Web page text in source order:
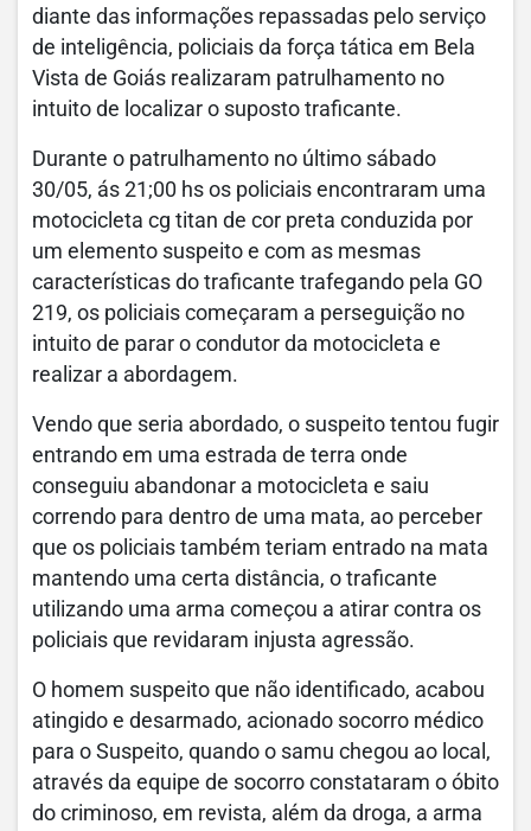
diante das informações repassadas pelo serviço
de inteligência, policiais da força tática em Bela
Vista de Goiás realizaram patrulhamento no
intuito de localizar o suposto traficante.
Durante o patrulhamento no último sábado
30/05, ás 21;00 hs os policiais encontraram uma
motocicleta cg titan de cor preta conduzida por
um elemento suspeito e com as mesmas
características do traficante trafegando pela GO
219, os policiais começaram a perseguição no
intuito de parar o condutor da motocicleta e
realizar a abordagem.
Vendo que seria abordado, o suspeito tentou fugir
entrando em uma estrada de terra onde
conseguiu abandonar a motocicleta e saiu
correndo para dentro de uma mata, ao perceber
que os policiais também teriam entrado na mata
mantendo uma certa distância, o traficante
utilizando uma arma começou a atirar contra os
policiais que revidaram injusta agressão.
O homem suspeito que não identificado, acabou
atingido e desarmado, acionado socorro médico
para o Suspeito, quando o samu chegou ao local,
através da equipe de socorro constataram o óbito
do criminoso, em revista, além da droga, a arma